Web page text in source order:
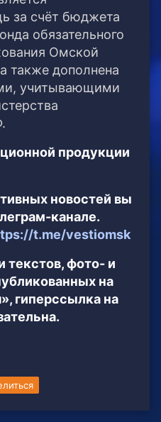
за счёт бюджета
обязательного
Омской
также дополнена
учитывающими
продукции
новостей вы
канале.
t.me/vestiomsk
текстов, фото- и
на
гиперссылка на